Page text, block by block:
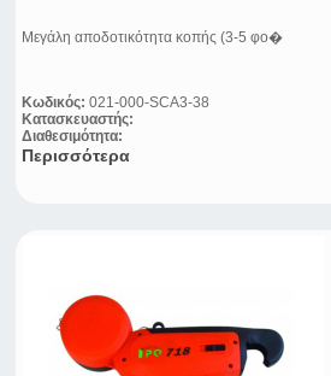
Μεγάλη αποδοτικότητα κοπής (3-5 φο�
Κωδικός: 021-000-SCA3-38
Κατασκευαστής:
Διαθεσιμότητα:
Περισσότερα